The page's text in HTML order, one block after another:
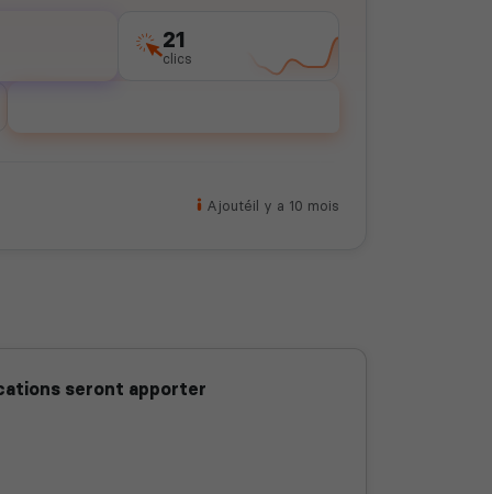
21
clics
Ajoutéil y a 10 mois
seront apporter